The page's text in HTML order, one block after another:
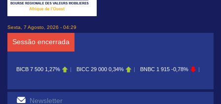
Sexta, 7 Agosto, 2026 - 04:29
Sessão encerrada
BICB 7 500 1,27% BICC 29 000 0,34% BNBC 1 915 -0,78%